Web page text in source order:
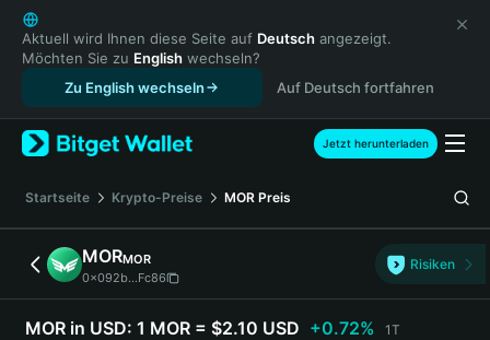
English
日本語
Tiếng Việt
Русский
Español (Latinoamérica)
Türkçe
Français
Deutsch
简体中文
繁體中文
Português (Portugal)
Bahasa Indonesia
Aktuell wird Ihnen diese Seite auf Deutsch angezeigt.
Möchten Sie zu English wechseln?
Zu English wechseln
Auf Deutsch fortfahren
Jetzt herunterladen
Startseite Krypto-Preise MOR Preis
MORMOR
0x092b...Fc86
Risiken
MOR in USD: 1 MOR = $2.10 USD +0.72% 1T